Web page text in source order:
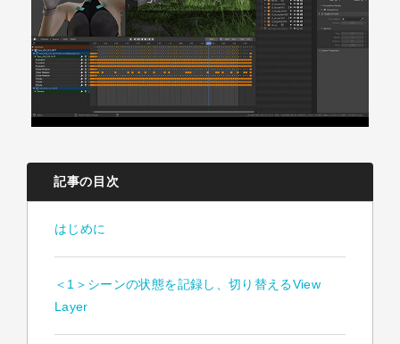
記事の目次
はじめに
＜1＞シーンの状態を記録し、切り替えるView
Layer